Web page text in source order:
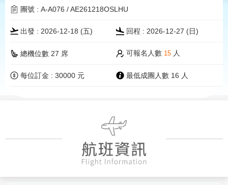
團號 : A-A076 / AE261218OSLHU
出發 : 2026-12-18 (五) 回程 : 2026-12-27 (日)
總機位數 27 席 可報名人數 15 人
每位訂金 : 30000 元 最低成團人數 16 人